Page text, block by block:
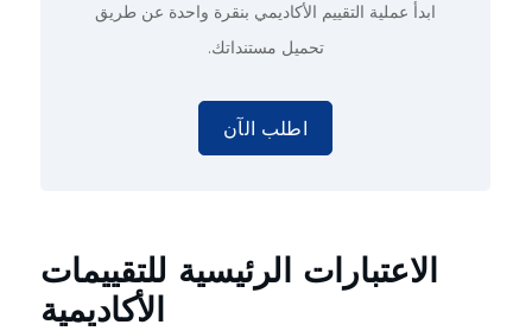
ابدأ عملية التقييم الأكاديمي بنقرة واحدة عن طريق
تحميل مستنداتك.
اطلب الآن
الاعتبارات الرئيسية للتقييمات
الأكاديمية